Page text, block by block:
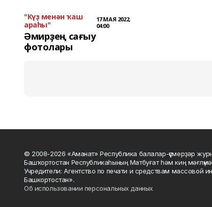
"Күҙ менән ҡаш
араһы"
17 МАЯ 2022,
04:00
Әмирҙең сағыу
фотолары
© 2008-2026 «Аманат» Республика балалар-үҫмерҙәр
Башҡортостан Республикаһының Матбуғат һәм киң
Учредители: Агентство по печати и средствам массовой
Башкортостан».
Об использовании персональных данных